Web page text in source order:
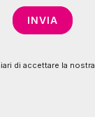
di accettare la nostra